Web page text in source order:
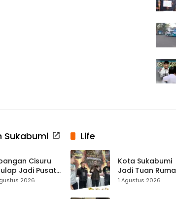
Sukabumi
Cisuru
Jadi Pusat
HUT RI,
2026
Life
Kota Sukabumi
Jadi Tuan
Kontes Batu Akik
1 Agustus 2026